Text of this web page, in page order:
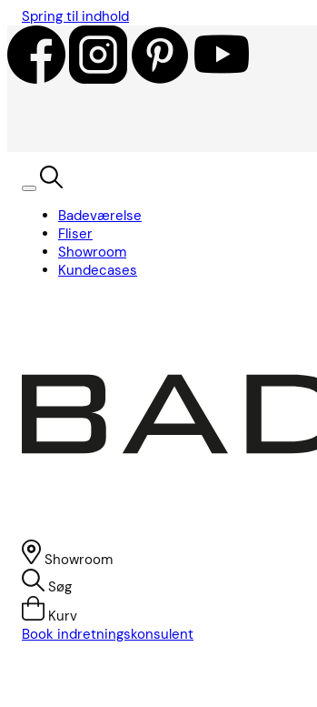
Spring til indhold
Badeværelse
Fliser
Showroom
Kundecases
Showroom
Søg
Kurv
Book indretningskonsulent